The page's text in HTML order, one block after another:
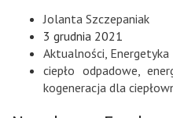
Jolanta Szczepaniak
3 grudnia 2021
Aktualności Energetyka
ciepło odpadowe ,
kogeneracja dla